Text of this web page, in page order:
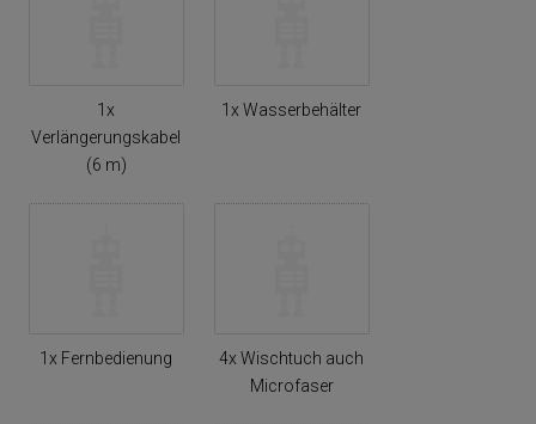
1x
Verlängerungskabel
(6 m)
1x Wasserbehälter
1x Fernbedienung
4x Wischtuch auch
Microfaser